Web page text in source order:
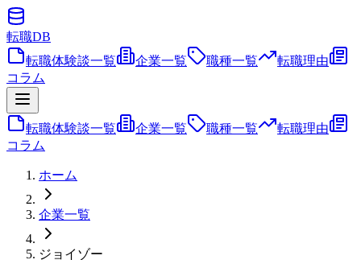
転職DB
転職体験談一覧
企業一覧 職種一覧
転職理由
コラム
転職体験談一覧 企業一覧 職種一覧
転職理由
コラム
ホーム
企業一覧
ジョイゾー